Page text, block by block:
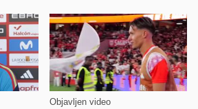
Objavljen video